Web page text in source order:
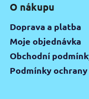
O nákupu
Doprava a platba
Moje objednávka
Obchodní
Podmínky